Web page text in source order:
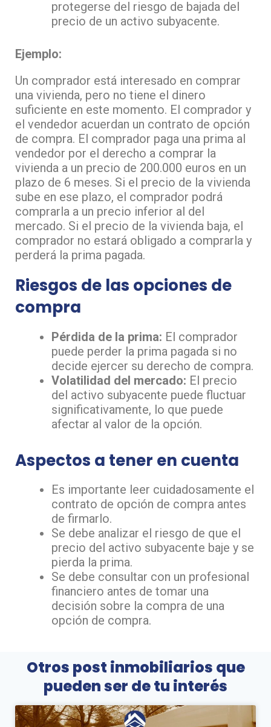
protegerse del riesgo de bajada del
precio de un activo subyacente.
Ejemplo:
Un comprador está interesado en comprar
una vivienda, pero no tiene el dinero
suficiente en este momento. El comprador y
el vendedor acuerdan un contrato de opción
de compra. El comprador paga una prima al
vendedor por el derecho a comprar la
vivienda a un precio de 200.000 euros en un
plazo de 6 meses. Si el precio de la vivienda
sube en ese plazo, el comprador podrá
comprarla a un precio inferior al del
mercado. Si el precio de la vivienda baja, el
comprador no estará obligado a comprarla y
perderá la prima pagada.
Riesgos de las opciones de
compra
Pérdida de la prima: El comprador
puede perder la prima pagada si no
decide ejercer su derecho de compra.
Volatilidad del mercado: El precio
del activo subyacente puede fluctuar
significativamente, lo que puede
afectar al valor de la opción.
Aspectos a tener en cuenta
Es importante leer cuidadosamente el
contrato de opción de compra antes
de firmarlo.
Se debe analizar el riesgo de que el
precio del activo subyacente baje y se
pierda la prima.
Se debe consultar con un profesional
financiero antes de tomar una
decisión sobre la compra de una
opción de compra.
Otros post inmobiliarios que
pueden ser de tu interés